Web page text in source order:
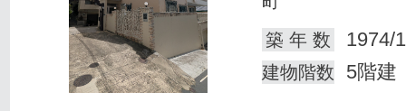
築 年 数
1974/
建物階数 5階建